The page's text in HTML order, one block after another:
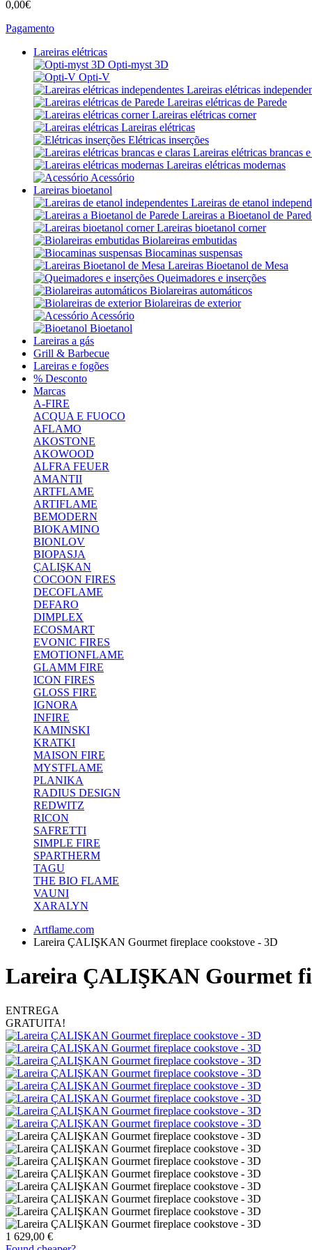
0,00€
Pagamento
Lareiras elétricas
Opti-myst 3D
Opti-V
Lareiras elétricas
Lareiras elétricas de Parede
Lareiras elétricas corner
Lareiras elétricas
Elétricas inserções
Lareiras elétricas brancas
Lareiras elétricas modernas
Acessório
Lareiras bioetanol
Lareiras de etanol
Lareiras a Bioetanol de
Lareiras bioetanol corner
Biolareiras embutidas
Biocaminas suspensas
Lareiras Bioetanol de Mesa
Queimadores e inserções
Biolareiras automáticos
Biolareiras de exterior
Acessório
Bioetanol
Lareiras a gás
Grill & Barbecue
Lareiras e fogões
% Desconto
Marcas
A-FIRE
ACQUA E FUOCO
AFLAMO
AKOSTONE
AKOWOOD
ALFRA FEUER
AMANTII
ARTFLAME
ARTIFLAME
BEMODERN
BIOKAMINO
BIONLOV
BIOPASJA
ÇALIŞKAN
COCOON FIRES
DECOFLAME
DEFARO
DIMPLEX
ECOSMART
EVONIC FIRES
EMOTIONFLAME
GLAMM FIRE
ICON FIRES
GLOSS FIRE
IGNORA
INFIRE
KAMINSKI
KRATKI
MAISON FIRE
MYSTFLAME
PLANIKA
RADIUS DESIGN
REDWITZ
RICON
SAFRETTI
SIMPLE FIRE
SPARTHERM
TAGU
THE BIO FLAME
VAUNI
XARALYN
Artflame.com
Lareira ÇALIŞKAN Gourmet fireplace cookstove - 3D
Lareira ÇALIŞKAN Gourmet
ENTREGA
GRATUITA!
1 629,00 €